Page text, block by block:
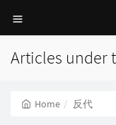
Articles under
Home 反代